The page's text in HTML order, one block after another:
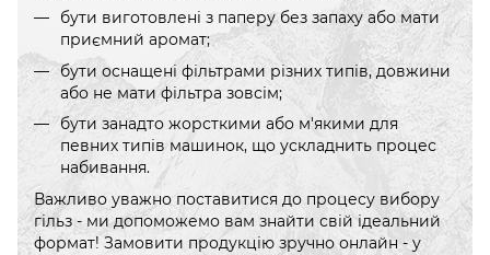
бути виготовлені з паперу без запаху або мати
приємний аромат;
бути оснащені фільтрами різних типів, довжини
або не мати фільтра зовсім;
бути занадто жорсткими або м'якими для
певних типів машинок, що ускладнить процес
набивання.
Важливо уважно поставитися до процесу вибору
гільз - ми допоможемо вам знайти свій ідеальний
формат! Замовити продукцію зручно онлайн - у